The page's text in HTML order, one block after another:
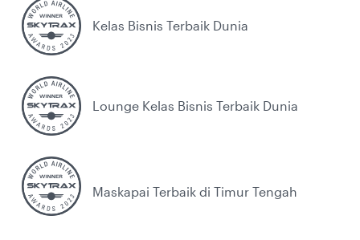
Kelas Bisnis Terbaik Dunia
Lounge Kelas Bisnis Terbaik Dunia
Maskapai Terbaik di Timur Tengah